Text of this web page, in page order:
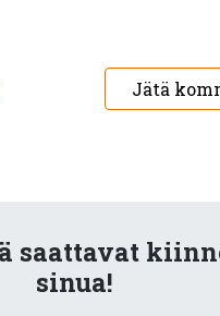
Jätä
saattavat
sinua!